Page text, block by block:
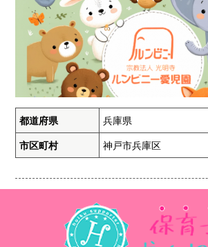
都道府県 兵庫県
市区町村 神戸市兵庫区